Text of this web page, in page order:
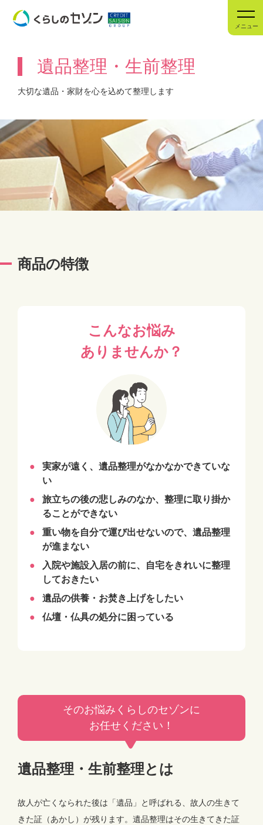
メニュー
遺品整理・生前整理
大切な遺品・家財を心を込めて整理します
商品の特徴
こんなお悩み
ありませんか？
実家が遠く、遺品整理がなかなかできていな
い
旅立ちの後の悲しみのなか、整理に取り掛か
ることができない
重い物を自分で運び出せないので、遺品整理
が進まない
入院や施設入居の前に、自宅をきれいに整理
しておきたい
遺品の供養・お焚き上げをしたい
仏壇・仏具の処分に困っている
そのお悩みくらしのセゾンに
お任せください！
遺品整理・生前整理とは
故人が亡くなられた後は「遺品」と呼ばれる、故人の生きて
きた証（あかし）が残ります。遺品整理はその生きてきた証